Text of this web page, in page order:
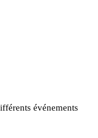
événements